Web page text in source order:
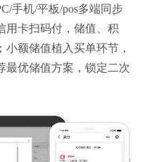
手机/平板/pos多端同步
用卡扫码付，储值、积
额储值植入买单环节，
最优储值方案，锁定二次